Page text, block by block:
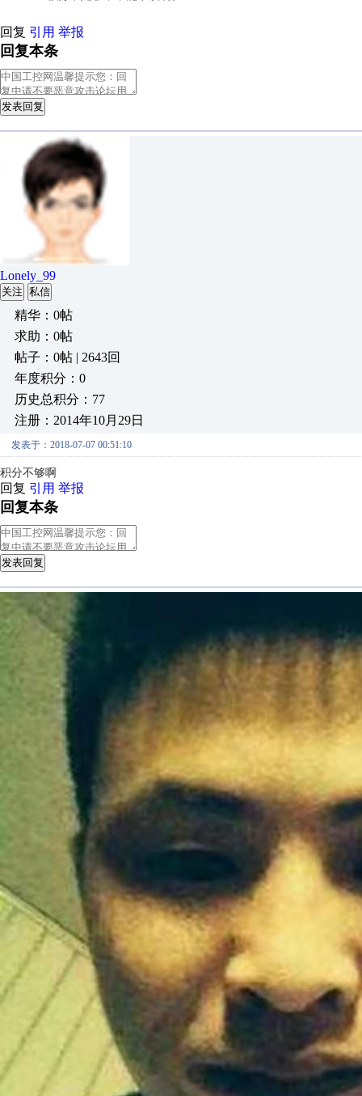
回复 引用 举报
回复本条
发表回复
Lonely_99
关注 私信
精华：0帖
求助：0帖
帖子：0帖 | 2643回
年度积分：0
历史总积分：77
注册：2014年10月29日
发表于：2018-07-07 00:51:10
积分不够啊
回复 引用 举报
回复本条
发表回复